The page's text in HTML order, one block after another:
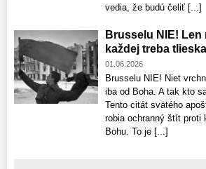
vedia, že budú čeliť [...]
Brusselu NIE!
každej treba
01.06.2026
Brusselu NIE! Niet
iba od Boha. A tak kto
Tento citát svätého
robia ochranný štít
Bohu. To je [...]